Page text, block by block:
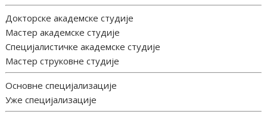
Докторске академске студије
Мастер академске студије
Специјалистичке академске студије
Мастер струковне студије
Основне специјализације
Уже специјализације